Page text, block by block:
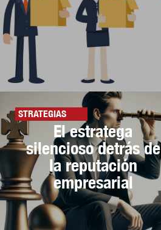
STRATEGIAS
El estratega
silencioso detrás de
la reputación
empresarial